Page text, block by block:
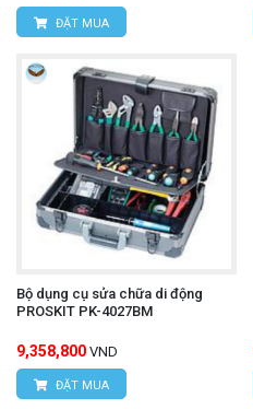
ĐẶT MUA
Bộ dụng cụ sửa chữa di động
PROSKIT PK-4027BM
9,358,800 VND
ĐẶT MUA